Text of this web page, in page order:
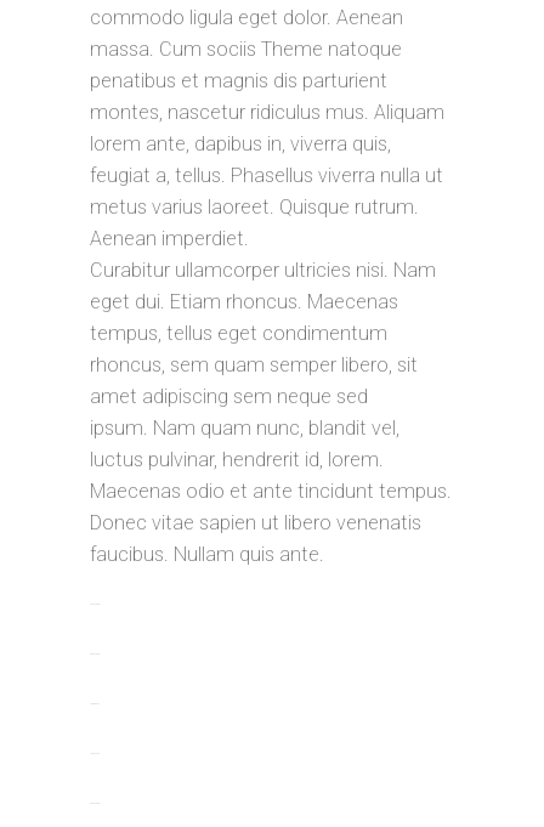
commodo ligula eget dolor. Aenean
massa. Cum sociis Theme natoque
penatibus et magnis dis parturient
montes, nascetur ridiculus mus. Aliquam
lorem ante, dapibus in, viverra quis,
feugiat a, tellus. Phasellus viverra nulla ut
metus varius laoreet. Quisque rutrum.
Aenean imperdiet.
Curabitur ullamcorper ultricies nisi. Nam
eget dui. Etiam rhoncus. Maecenas
tempus, tellus eget condimentum
rhoncus, sem quam semper libero, sit
amet adipiscing sem neque sed
ipsum. Nam quam nunc, blandit vel,
luctus pulvinar, hendrerit id, lorem.
Maecenas odio et ante tincidunt tempus.
Donec vitae sapien ut libero venenatis
faucibus. Nullam quis ante.